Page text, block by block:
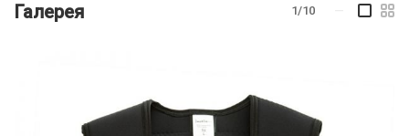
Галерея 1/10